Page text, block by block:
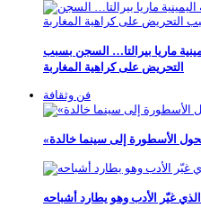
ماريا بيرالتا… السجن بسبب
التحريض على كراهية المغاربة
فن وثقافة
الأسطورة إلى سينما خالدة
الذي غيّر الأدب وهو يطارد أشباحه